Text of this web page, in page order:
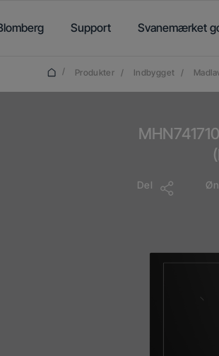
Support Svanemærket
/ Produkter / Indbygget /
Del